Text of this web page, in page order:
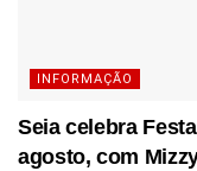
INFORMAÇÃO
Seia celebra
agosto, com